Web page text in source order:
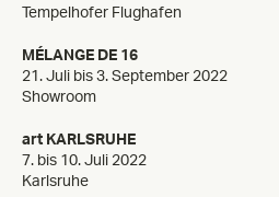
Tempelhofer Flughafen
MÉLANGE DE 16
21. Juli bis 3. September 2022
Showroom
art KARLSRUHE
7. bis 10. Juli 2022
Karlsruhe